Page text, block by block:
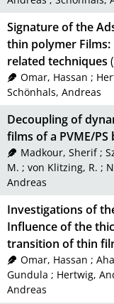
Signature of the
thin polymer
related techniques
Omar, Hassan ;
Schönhals, Andreas
Decoupling of
films of a PVME/PS
Madkour, Sherif;
M. ; von Klitzing, R. ;
Andreas
Investigations of
Influence of the
transition of thin
Omar, Hassan ;
Gundula ; Hertwig,
Andreas